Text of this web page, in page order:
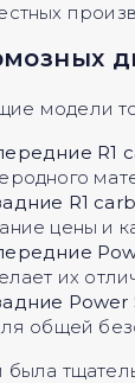
модели
R1
R1
цены и
их
Power
общей